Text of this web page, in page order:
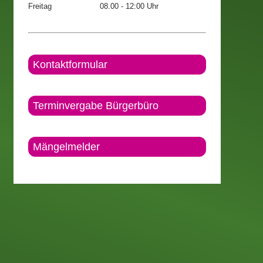
Freitag
08.00 - 12:00 Uhr
Kontaktformular
Terminvergabe Bürgerbüro
Mängelmelder